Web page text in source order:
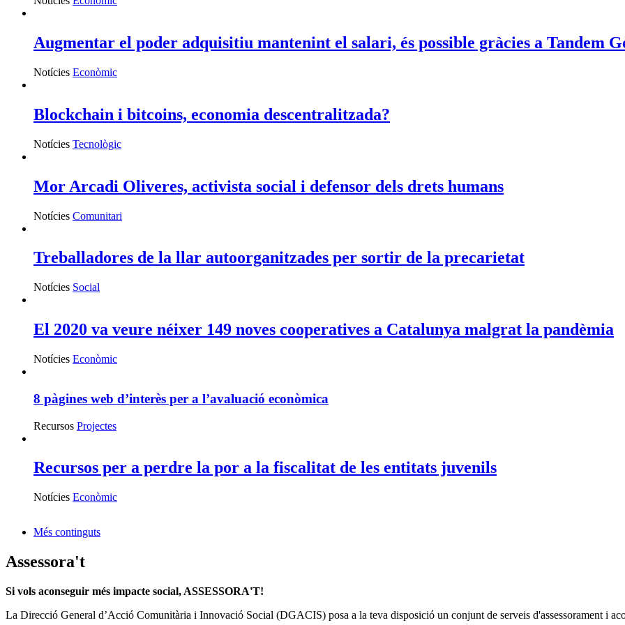
Augmentar el poder adquisitiu mantenint el salari, és possible gràcies a Tandem
Notícies Econòmic
Blockchain i bitcoins, economia descentralitzada?
Notícies Tecnològic
Mor Arcadi Oliveres, activista social i defensor dels drets humans
Notícies Comunitari
Treballadores de la llar autoorganitzades per sortir de la precarietat
Notícies Social
El 2020 va veure néixer 149 noves cooperatives a Catalunya malgrat la pandèmia
Notícies Econòmic
8 pàgines web d’interès per a l’avaluació econòmica
Recursos Projectes
Recursos per a perdre la por a la fiscalitat de les entitats juvenils
Notícies Econòmic
Més continguts
Assessora't
Si vols aconseguir més impacte social, ASSESSORA'T!
La Direcció General d’Acció Comunitària i Innovació Social (DGACIS) posa a la teva disposició un conjunt de serveis d'assessorament i